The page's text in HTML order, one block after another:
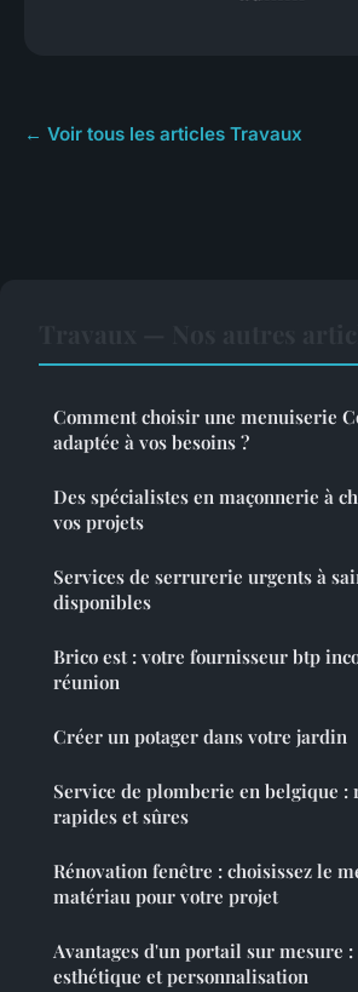
← Voir tous les articles Travaux
Comment choisir une menuiserie
adaptée à vos besoins ?
Des spécialistes en maçonnerie à
vos projets
Services de serrurerie urgents à
disponibles
Brico est : votre fournisseur btp
réunion
Créer un potager dans votre jardin
Service de plomberie en belgique :
rapides et sûres
Rénovation fenêtre : choisissez le
matériau pour votre projet
Avantages d'un portail sur mesure
esthétique et personnalisation